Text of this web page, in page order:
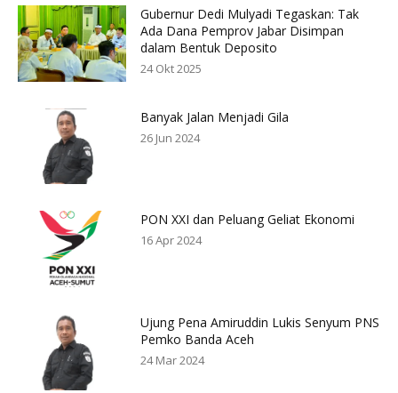
Gubernur Dedi Mulyadi Tegaskan: Tak
Ada Dana Pemprov Jabar Disimpan
dalam Bentuk Deposito
24 Okt 2025
Banyak Jalan Menjadi Gila
26 Jun 2024
PON XXI dan Peluang Geliat Ekonomi
16 Apr 2024
Ujung Pena Amiruddin Lukis Senyum PNS
Pemko Banda Aceh
24 Mar 2024